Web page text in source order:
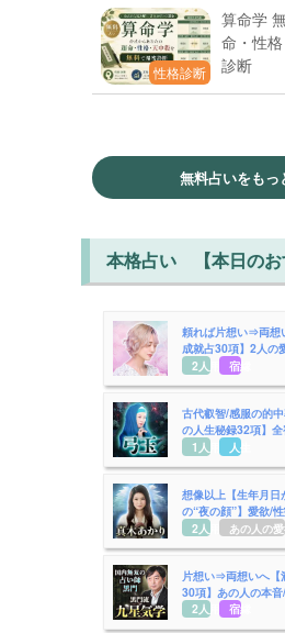
性格診断
算命学
命・性
診断
無料占いをもっ
本格占い 【本日のお
頼れば片想い⇒両想
成就占30項】2人の
2人用 宿縁
古代叡智/感服の的
の人生秘録32項】
1人用
人生
想像以上【生年月
の“夜の顔”】愛欲/
2人用
あの人の愛
片想い⇒両想いへ
30項】あの人の本
2人用 宿縁